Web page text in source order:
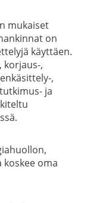
mukaiset
on
käyttäen.
korjaus-,
,
ja
oma